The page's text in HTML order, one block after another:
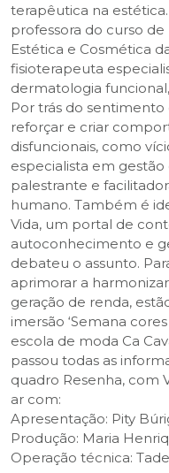
terapêutica na
professora do curso
Estética e Cosmética
fisioterapeuta
dermatologia
Por trás do
reforçar e criar
disfuncionais, como
especialista em
palestrante e
humano. Também é
Vida, um portal de
autoconhecimento e
debateu o assunto.
aprimorar a
geração de renda,
imersão ‘Semana
escola de moda Ca
passou todas as
quadro Resenha, com
ar com:
Apresentação: Pity
Produção: Maria
Operação técnica: